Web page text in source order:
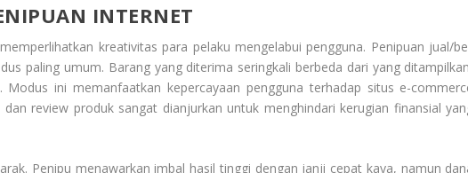
INTERNET
kreativitas para pelaku mengelabui pengguna. Penipuan jual/
paling umum. Barang yang diterima seringkali berbeda dari yang
Modus ini memanfaatkan kepercayaan pengguna terhadap situs e-
review produk sangat dianjurkan untuk menghindari kerugian finansial
Penipu menawarkan imbal hasil tinggi dengan janji cepat kaya, namun